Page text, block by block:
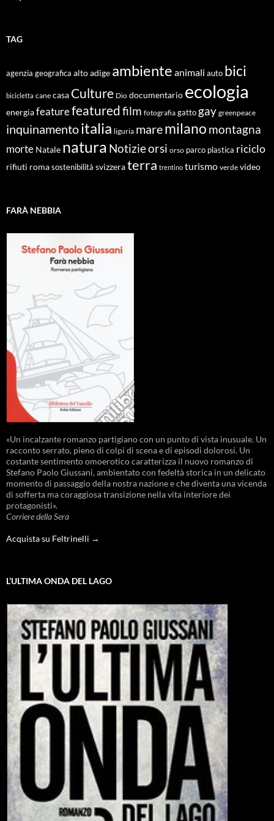
TAG
agenzia geografica alto adige ambiente animali auto bici
bicicletta cane casa Culture Dio documentario ecologia
energiafeaturefeaturedfilm fotografia gatto gay greenpeace
inquinamentoitalia liguria maremilano montagna
morte Natale natura Notizieorsi orso parco plastica riciclo
rifiuti roma sostenibilità svizzeraterra trentino turismo verde video
FARÀ NEBBIA
«Un incalzante romanzo partigiano con un punto di vista inusuale. Un
racconto serrato, pieno di colpi di scena e di episodi dolorosi. Un
costante sentimento omoerotico caratterizza il nuovo romanzo di
Stefano Paolo Giussani, ambientato con fedeltà storica in un delicato
momento di passaggio della nostra nazione e che diventa una vicenda
di sofferta ma coraggiosa transizione nella vita interiore dei
protagonisti».
Corriere della Sera
Acquista su Feltrinelli →
L’ULTIMA ONDA DEL LAGO